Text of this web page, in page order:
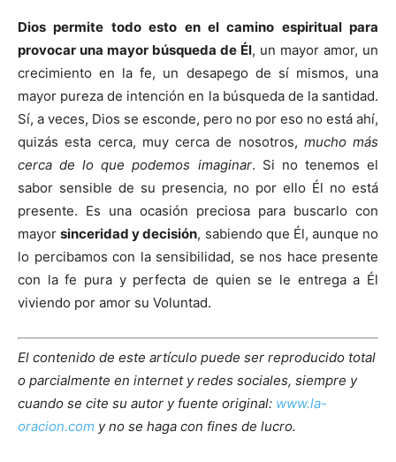
Dios permite todo esto en el camino espiritual para
provocar una mayor búsqueda de Él, un mayor amor, un
crecimiento en la fe, un desapego de sí mismos, una
mayor pureza de intención en la búsqueda de la santidad.
Sí, a veces, Dios se esconde, pero no por eso no está ahí,
quizás esta cerca, muy cerca de nosotros, mucho más
cerca de lo que podemos imaginar. Si no tenemos el
sabor sensible de su presencia, no por ello Él no está
presente. Es una ocasión preciosa para buscarlo con
mayorsinceridad y decisión, sabiendo que Él, aunque no
lo percibamos con la sensibilidad, se nos hace presente
con la fe pura y perfecta de quien se le entrega a Él
viviendo por amor su Voluntad.
El contenido de este artículo puede ser reproducido total
o parcialmente en internet y redes sociales, siempre y
cuando se cite su autor y fuente original: www.la-
oracion.com y no se haga con fines de lucro.